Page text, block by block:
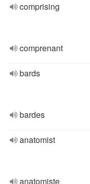
comprising
comprenant
bards
bardes
anatomist
anatomiste